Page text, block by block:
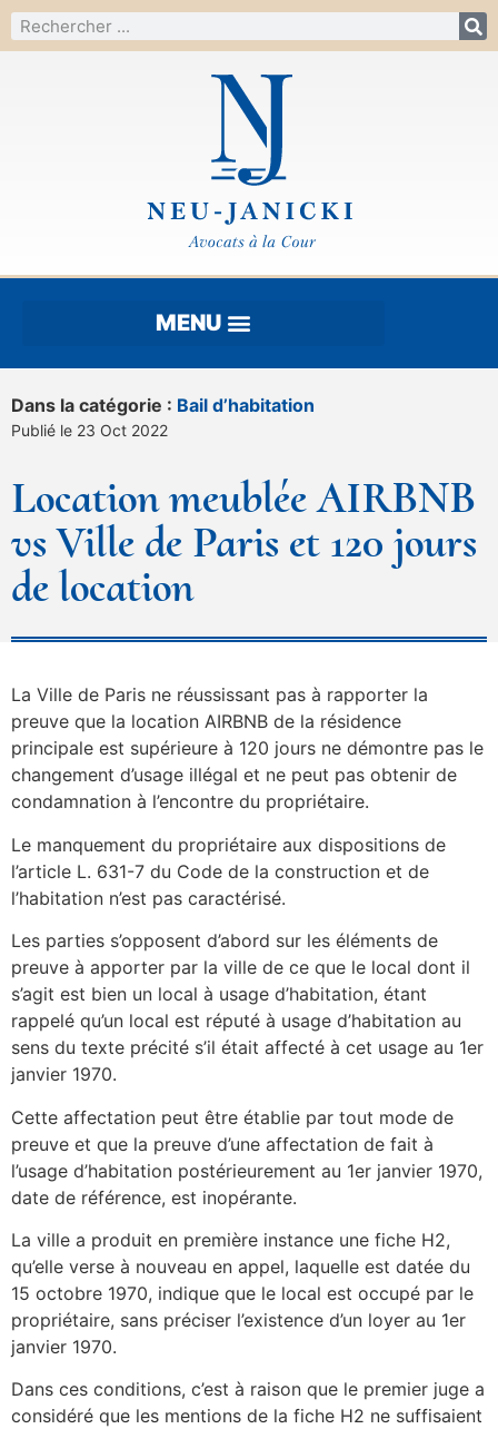
Dans la catégorie : Bail d’habitation
Publié le 23 Oct 2022
Location meublée AIRBNB
vs Ville de Paris et 120 jours
de location
La Ville de Paris ne réussissant pas à rapporter la
preuve que la location AIRBNB de la résidence
principale est supérieure à 120 jours ne démontre pas le
changement d’usage illégal et ne peut pas obtenir de
condamnation à l’encontre du propriétaire.
Le manquement du propriétaire aux dispositions de
l’article L. 631-7 du Code de la construction et de
l’habitation n’est pas caractérisé.
Les parties s’opposent d’abord sur les éléments de
preuve à apporter par la ville de ce que le local dont il
s’agit est bien un local à usage d’habitation, étant
rappelé qu’un local est réputé à usage d’habitation au
sens du texte précité s’il était affecté à cet usage au 1er
janvier 1970.
Cette affectation peut être établie par tout mode de
preuve et que la preuve d’une affectation de fait à
l’usage d’habitation postérieurement au 1er janvier 1970,
date de référence, est inopérante.
La ville a produit en première instance une fiche H2,
qu’elle verse à nouveau en appel, laquelle est datée du
15 octobre 1970, indique que le local est occupé par le
propriétaire, sans préciser l’existence d’un loyer au 1er
janvier 1970.
Dans ces conditions, c’est à raison que le premier juge a
considéré que les mentions de la fiche H2 ne suffisaient